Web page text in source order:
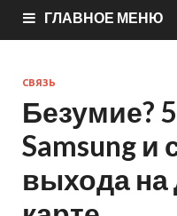
ГЛАВНОЕ МЕНЮ
СВЯЗЬ
Безумие?
Samsung и
выхода